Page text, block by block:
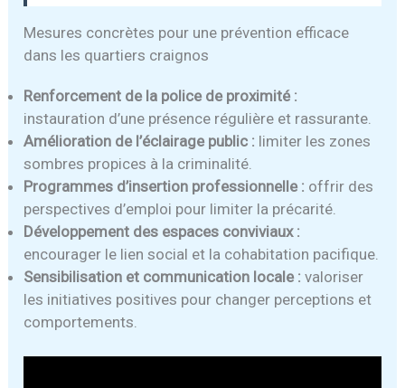
Mesures concrètes pour une prévention efficace
dans les quartiers craignos
Renforcement de la police de proximité :
instauration d’une présence régulière et rassurante.
Amélioration de l’éclairage public : limiter les zones
sombres propices à la criminalité.
Programmes d’insertion professionnelle : offrir des
perspectives d’emploi pour limiter la précarité.
Développement des espaces conviviaux :
encourager le lien social et la cohabitation pacifique.
Sensibilisation et communication locale : valoriser
les initiatives positives pour changer perceptions et
comportements.